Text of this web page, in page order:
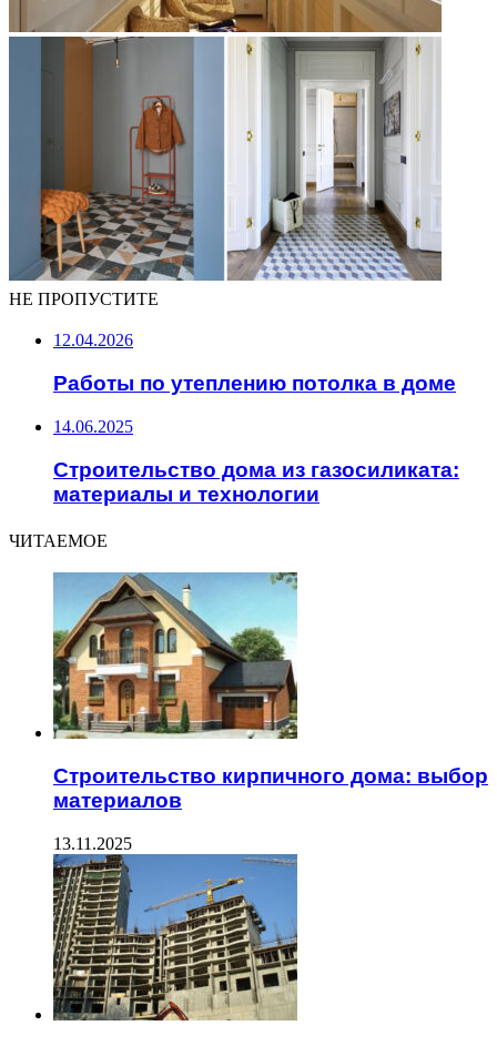
НЕ ПРОПУСТИТЕ
12.04.2026
Работы по утеплению потолка в доме
14.06.2025
Строительство дома из газосиликата:
материалы и технологии
ЧИТАЕМОЕ
Строительство кирпичного дома: выбор
материалов
13.11.2025